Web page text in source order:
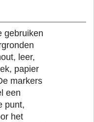
gebruiken
leer,
papier
markers
een
punt,
het